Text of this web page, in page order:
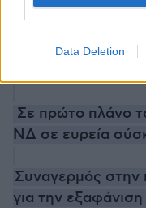
Data Deletion
Σε πρώτο πλάνο
ΝΔ σε ευρεία
Συναγερμός
για την